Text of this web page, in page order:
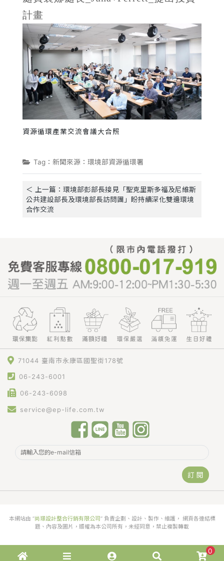
計畫
資源循環產業交流會議大合照
Tag：新聞來源：環境部資源循環署
＜ 上一篇：環境部彭部長接見「聖克里斯多福及尼維斯
公共建設部長及環境部長訪問團」盼持續深化雙邊環境
合作交流
0
71044 臺南市永康區國聖街178號
06-243-6001
06-243-6098
service@ep-life.com.tw
訂 閱
本網站由 “尚璟設計整合行銷有限公司” 負責企劃、設計、製作、維護， 網頁各連結標
題、內容及圖片，版權為本公司所有，未經同意，禁止複製轉載